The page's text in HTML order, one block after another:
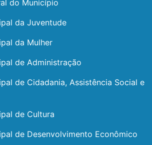
do Município
da Juventude
da Mulher
de Administração
de Cidadania, Assistência Social e
de Cultura
de Desenvolvimento Econômico